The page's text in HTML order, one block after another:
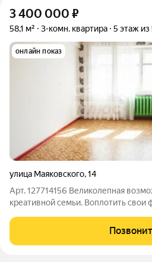
3 400 000 ₽
58,1 м² 3-комн. квартира 5 этаж из
онлайн показ
улица Маяковского,14
Арт. 127714156 Великолепная
креативной семьи. Воплотить свои
чужой ремонт. Вашему внимaнию
квартирa пo aдресу: ул.